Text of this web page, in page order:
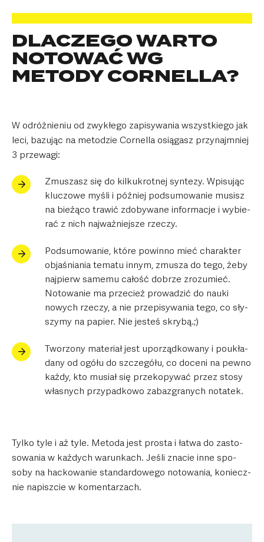
DLA­CZEGO WARTO
NOTOWAĆ WG
METODY CORNELLA?
W odróż­nie­niu od zwy­kłego zapi­sy­wa­nia wszyst­kiego jak
leci, bazu­jąc na meto­dzie Cor­nella osią­gasz przy­naj­mniej
3 prze­wagi:
Zmu­szasz się do kil­ku­krot­nej syn­tezy. Wpi­su­jąc
klu­czowe myśli i póź­niej pod­su­mo­wa­nie musisz
na bie­żąco tra­wić zdo­by­wane infor­ma­cje i wybie­
rać z nich naj­waż­niej­sze rze­czy.
Pod­su­mo­wa­nie, które powinno mieć cha­rak­ter
obja­śnia­nia tematu innym, zmu­sza do tego, żeby
naj­pierw samemu całość dobrze zro­zu­mieć.
Noto­wa­nie ma prze­cież pro­wa­dzić do nauki
nowych rze­czy, a nie prze­pi­sy­wa­nia tego, co sły­
szymy na papier. Nie jesteś skrybą.;)
Two­rzony mate­riał jest upo­rząd­ko­wany i poukła­
dany od ogółu do szcze­gółu, co doceni na pewno
każdy, kto musiał się prze­ko­py­wać przez stosy
wła­snych przy­pad­kowo zaba­zgra­nych nota­tek.
Tylko tyle i aż tyle. Metoda jest pro­sta i łatwa do zasto­
so­wa­nia w każ­dych warun­kach. Je­śli zna­cie inne spo­
soby na hac­ko­wa­nie stan­dar­do­wego noto­wa­nia, koniecz­
nie napisz­cie w komen­ta­rzach.